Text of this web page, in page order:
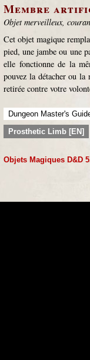
Membre
Objet merveilleux,
Cet objet magique
pied, une jambe ou une
elle fonctionne de la
pouvez la détacher ou
retirée contre votre
Dungeon Master's
Prosthetic Limb [EN]
Objets Magiques D&D